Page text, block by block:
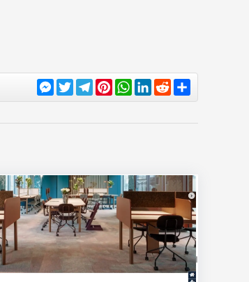
Messenger
TwitterTelegram
Pinterest
WhatsApp
LinkedIn
Reddit